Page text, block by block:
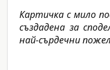
Картичка с мило
създадена за
най-сърдечни